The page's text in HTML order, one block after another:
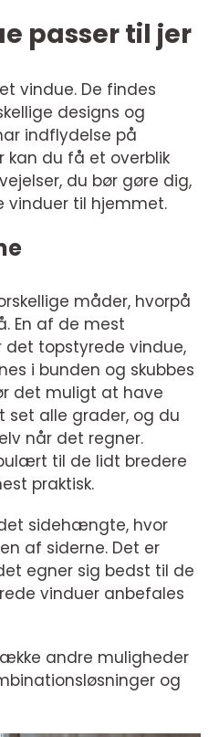
passer til jer
vindue. De findes
designs og
indflydelse på
kan du få et overblik
du bør gøre dig,
vinduer til hjemmet.
måder, hvorpå
En af de mest
topstyrede vindue,
i bunden og skubbes
det muligt at have
set alle grader, og du
når det regner.
til de lidt bredere
praktisk.
sidehængte, hvor
af siderne. Det er
egner sig bedst til de
vinduer anbefales
andre muligheder
og